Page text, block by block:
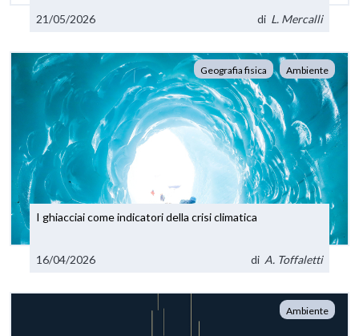
21/05/2026 di L. Mercalli
Geografia fisica Ambiente
I ghiacciai come indicatori della crisi climatica
16/04/2026 di A. Toffaletti
Ambiente